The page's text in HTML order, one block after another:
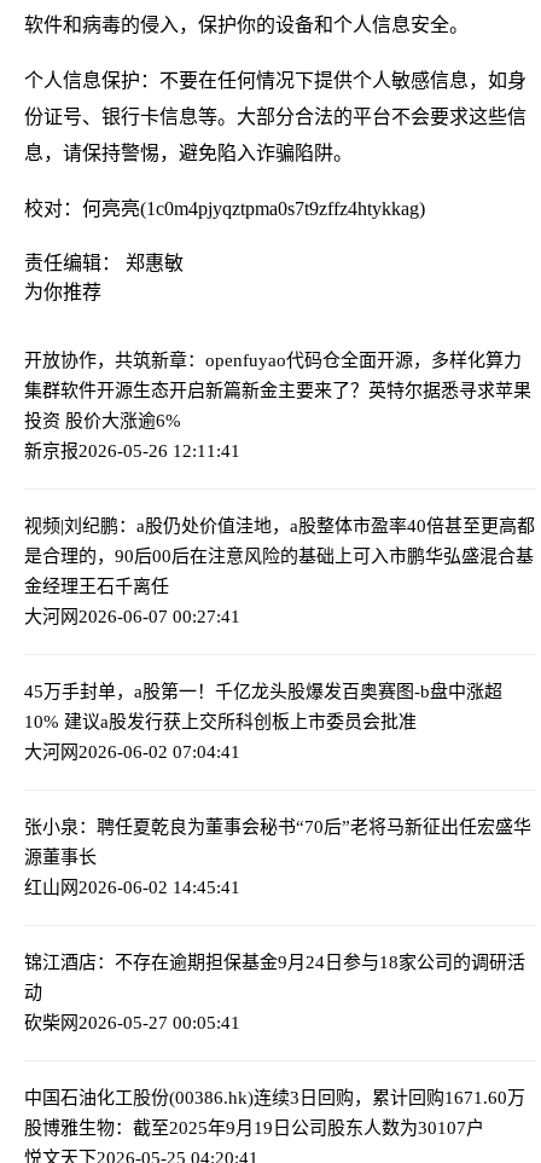
软件和病毒的侵入，保护你的设备和个人信息安全。
个人信息保护：不要在任何情况下提供个人敏感信息，如身
份证号、银行卡信息等。大部分合法的平台不会要求这些信
息，请保持警惕，避免陷入诈骗陷阱。
校对：何亮亮(1c0m4pjyqztpma0s7t9zffz4htykkag)
责任编辑： 郑惠敏
为你推荐
开放协作，共筑新章：openfuyao代码仓全面开源，多样化算力
集群软件开源生态开启新篇新金主要来了？英特尔据悉寻求苹果
投资 股价大涨逾6%
新京报2026-05-26 12:11:41
视频|刘纪鹏：a股仍处价值洼地，a股整体市盈率40倍甚至更高都
是合理的，90后00后在注意风险的基础上可入市鹏华弘盛混合基
金经理王石千离任
大河网2026-06-07 00:27:41
45万手封单，a股第一！千亿龙头股爆发百奥赛图-b盘中涨超
10% 建议a股发行获上交所科创板上市委员会批准
大河网2026-06-02 07:04:41
张小泉：聘任夏乾良为董事会秘书“70后”老将马新征出任宏盛华
源董事长
红山网2026-06-02 14:45:41
锦江酒店：不存在逾期担保基金9月24日参与18家公司的调研活
动
砍柴网2026-05-27 00:05:41
中国石油化工股份(00386.hk)连续3日回购，累计回购1671.60万
股博雅生物：截至2025年9月19日公司股东人数为30107户
悦文天下2026-05-25 04:20:41